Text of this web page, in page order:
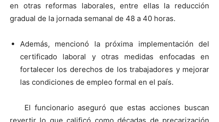
en otras reformas laborales, entre ellas la reducción
gradual de la jornada semanal de 48 a 40 horas.
Además, mencionó la próxima implementación del
certificado laboral y otras medidas enfocadas en
fortalecer los derechos de los trabajadores y mejorar
las condiciones de empleo formal en el país.
El funcionario aseguró que estas acciones buscan
revertir lo que calificó como décadas de precarización